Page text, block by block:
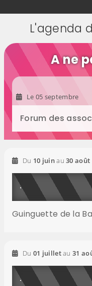
L'agenda
A ne
Forum des
Le 05 septembre2026
Du 10 juin2026
au 30 août
Guinguette de la
Du 01 juillet2026
au 31